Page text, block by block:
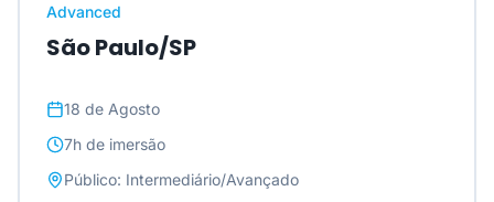
Advanced
São Paulo/SP
18 de Agosto
7h de imersão
Público: Intermediário/Avançado